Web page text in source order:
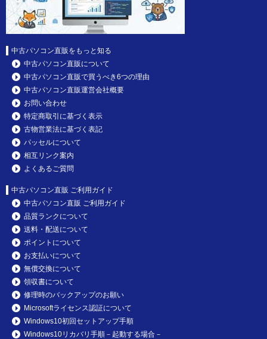
中古パソコン直販をもっと知る
中古パソコン直販について
中古パソコン直販で買うべき6つの理由
中古パソコン直販運営会社概要
お問い合わせ
特定商取引に基づく表示
古物営業法に基づく表記
パッセルについて
相互リンク案内
よくあるご質問
中古パソコン直販 ご利用ガイド
中古パソコン直販 ご利用ガイド
品質ランクについて
送料・配送について
ポイントについて
お支払いについて
無償交換について
領収書について
修理時のバックアップのお願い
Microsoftライセンス認証について
Windows10初回セットアップ手順
Windows10リカバリ手順－起動する場合－